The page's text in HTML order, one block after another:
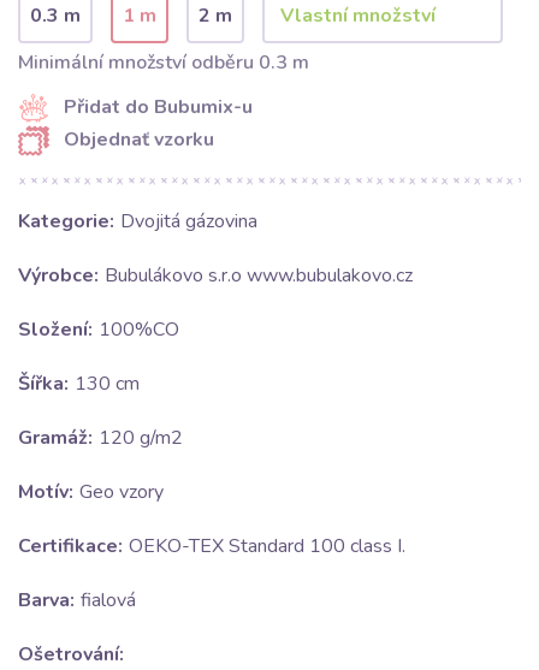
0.3 m 1 m
2 m
Minimální množství odběru 0.3 m
Přidat do Bubumix-u
Objednať vzorku
Kategorie: Dvojitá gázovina
Výrobce: Bubulákovo s.r.o www.bubulakovo.cz
Složení: 100%CO
Šířka: 130 cm
Gramáž: 120 g/m2
Motív: Geo vzory
Certifikace: OEKO-TEX Standard 100 class I.
Barva: fialová
Ošetrování: